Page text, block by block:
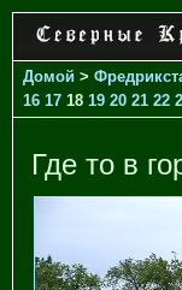
Домой >
16 17 18 19 20 21 22
Где то в